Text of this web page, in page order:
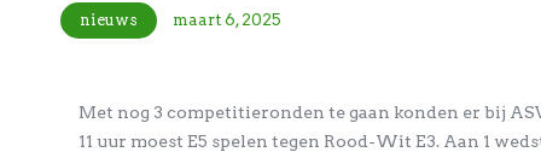
nieuws maart 6, 2025
Met nog 3 competitieronden te gaan konden er bij
11 uur moest E5 spelen tegen Rood-Wit E3. Aan 1